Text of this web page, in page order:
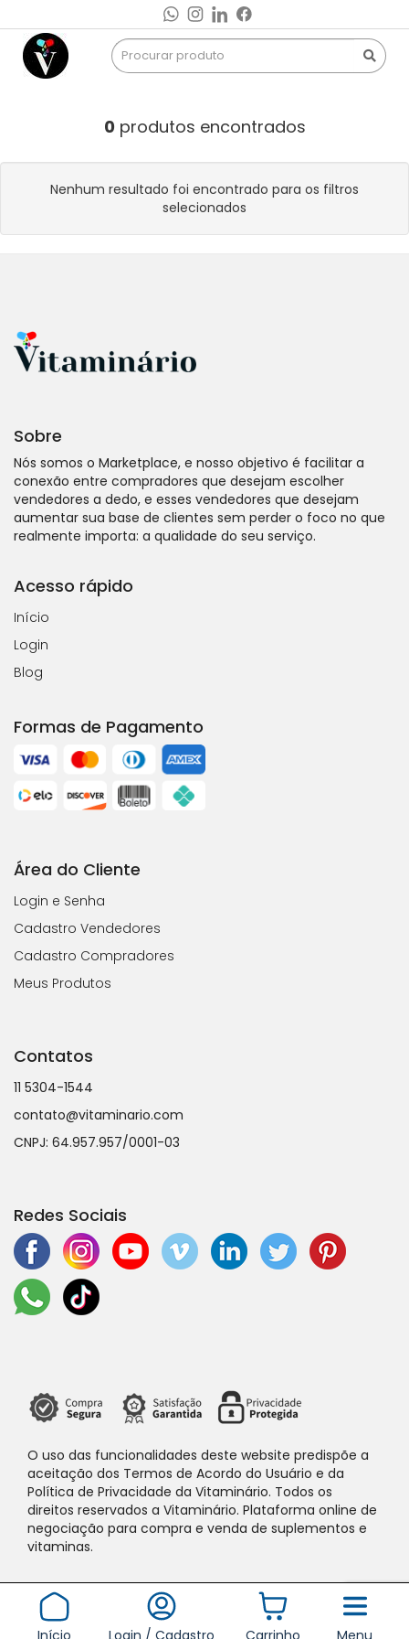
0 produtos encontrados
Nenhum resultado foi encontrado para os filtros
selecionados
Sobre
Nós somos o Marketplace, e nosso objetivo é facilitar a
conexão entre compradores que desejam escolher
vendedores a dedo, e esses vendedores que desejam
aumentar sua base de clientes sem perder o foco no que
realmente importa: a qualidade do seu serviço.
Acesso rápido
Início
Login
Blog
Formas de Pagamento
Área do Cliente
Login e Senha
Cadastro Vendedores
Cadastro Compradores
Meus Produtos
Contatos
11 5304-1544
contato@vitaminario.com
CNPJ: 64.957.957/0001-03
Redes Sociais
O uso das funcionalidades deste website predispõe a
aceitação dos Termos de Acordo do Usuário e da
Política de Privacidade da Vitaminário. Todos os
direitos reservados a Vitaminário. Plataforma online de
negociação para compra e venda de suplementos e
vitaminas.
Início Login / Cadastro Carrinho Menu